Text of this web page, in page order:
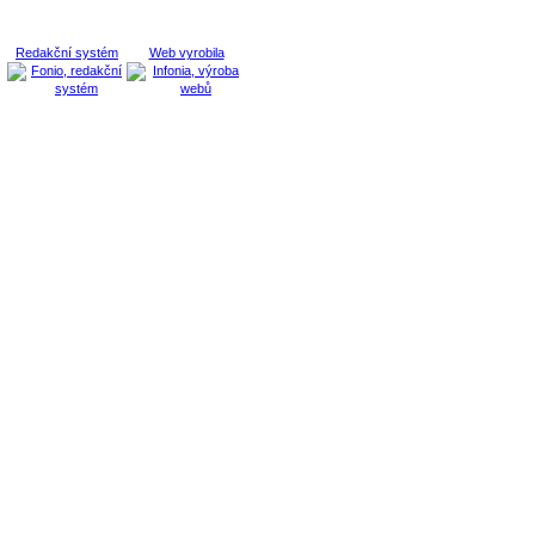
Redakční systém Web vyrobila